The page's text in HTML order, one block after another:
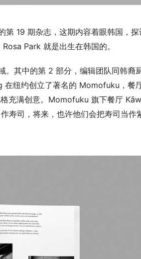
第 19 期杂志，这期内容着眼韩国，探
Park 就是出生在韩国的。
。其中的第 2 部分，编辑团队同韩裔
纽约创立了著名的 Momofuku，餐
充满创意。Momofuku 旗下餐厅
寿司，将来，也许他们会把寿司当作